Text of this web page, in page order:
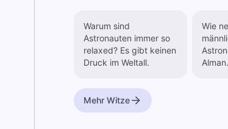
Warum sind
Astronauten immer so
relaxed? Es gibt keinen
Druck im Weltall.
Wie
Alman.
Mehr Witze